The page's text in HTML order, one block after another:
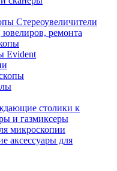
Стереоувеличители
ремонта
Evident
столики к
и газмиксеры
микроскопии
аксессуары для